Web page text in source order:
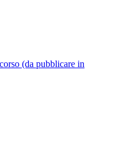
(da pubblicare in